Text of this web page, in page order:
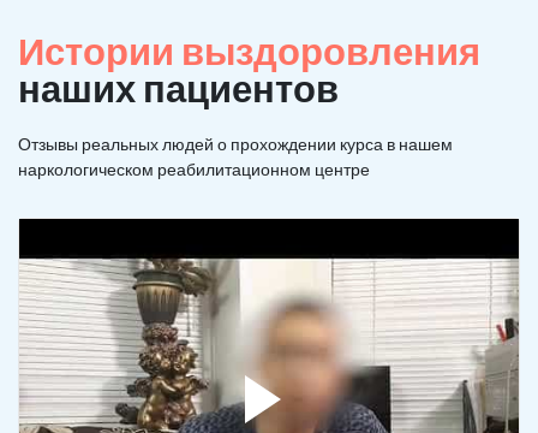
Истории выздоровления
наших пациентов
Отзывы реальных людей о прохождении курса в нашем
наркологическом реабилитационном центре